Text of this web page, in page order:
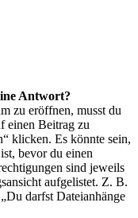
Antwort?
zu eröffnen, musst du
einen Beitrag zu
klicken. Es könnte sein,
bevor du einen
sind jeweils
aufgelistet. Z. B.
darfst Dateianhänge